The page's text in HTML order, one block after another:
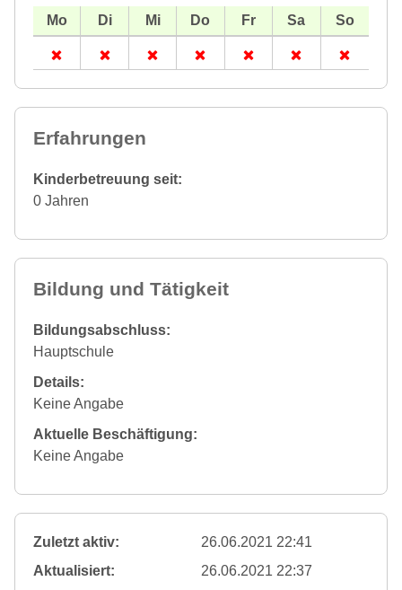
Erfahrungen
Kinderbetreuung seit:
0 Jahren
Bildung und Tätigkeit
Bildungsabschluss:
Hauptschule
Details:
Keine Angabe
Aktuelle Beschäftigung:
Keine Angabe
Zuletzt aktiv:
26.06.2021 22:41
Aktualisiert:
26.06.2021 22:37